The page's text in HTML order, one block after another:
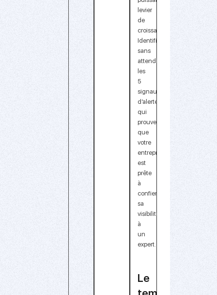
levier
de
croissance.
Identifiez
sans
attendre
les
5
signaux
d’alerte
qui
prouvent
que
votre
entreprise
est
prête
à
confier
sa
visibilité
à
un
expert.
Le